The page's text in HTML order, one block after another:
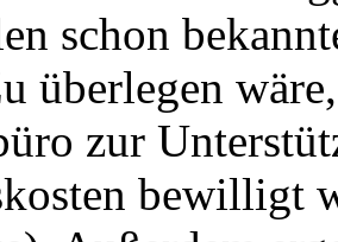
schon
überlegen
zur
bewilligt